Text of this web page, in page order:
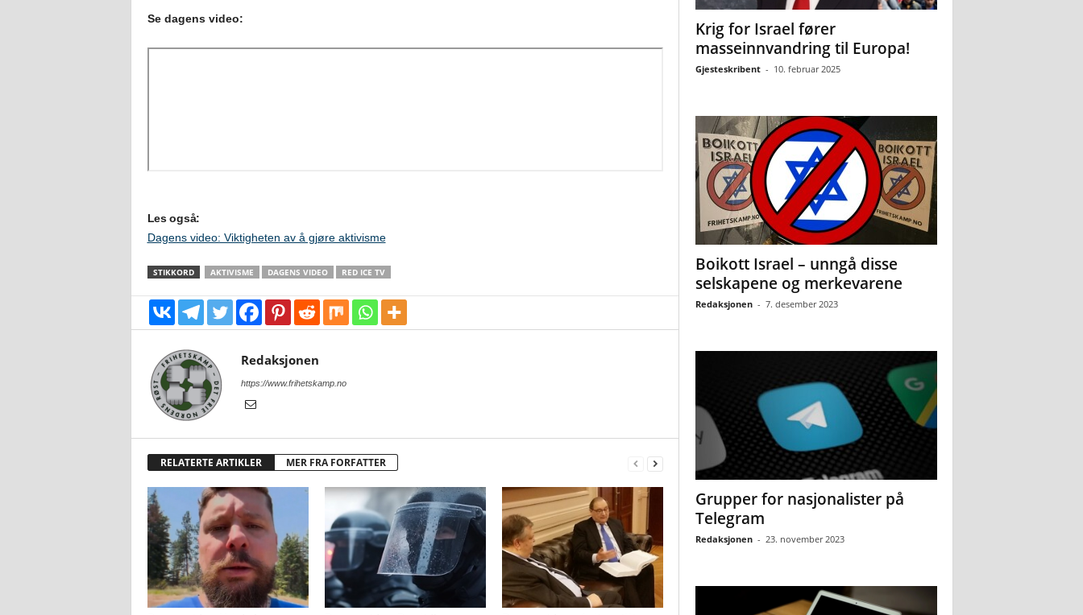
Se dagens video:
Les også:
Dagens video: Viktigheten av å gjøre aktivisme
STIKKORD AKTIVISME DAGENS VIDEO RED ICE TV
Redaksjonen
https://www.frihetskamp.no
RELATERTE ARTIKLER MER FRA FORFATTER
Krig for Israel fører
masseinnvandring til Europa!
Gjesteskribent - 10. februar 2025
Boikott Israel – unngå disse
selskapene og merkevarene
Redaksjonen - 7. desember 2023
Grupper for nasjonalister på
Telegram
Redaksjonen - 23. november 2023